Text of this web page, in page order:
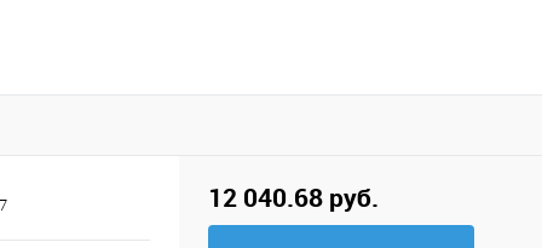
12 040.68 руб.